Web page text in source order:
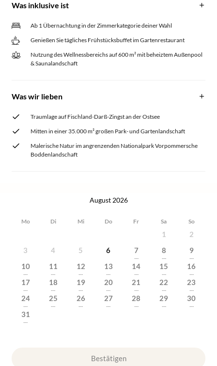
Was inklusive ist
Ab 1 Übernachtung in der Zimmerkategorie deiner Wahl
Genießen Sie tägliches Frühstücksbuffet im Gartenrestaurant
Nutzung des Wellnessbereichs auf 600 m² mit beheiztem Außenpool
& Saunalandschaft
Was wir lieben
Traumlage auf Fischland-Darß-Zingst an der Ostsee
Mitten in einer 35.000 m² großen Park- und Gartenlandschaft
Malerische Natur im angrenzenden Nationalpark Vorpommersche
Boddenlandschaft
August 2026
Mo Di Mi Do Fr Sa So
1
2
3
4 5 6 7
---
8
---
9
---
10
---
11
---
12
---
13
---
14
---
15
---
16
---
17
---
18
---
19
---
20
---
21
---
22
---
23
---
24
---
25
---
26
---
27
---
28
---
29
---
30
---
31
---
Bestätigen